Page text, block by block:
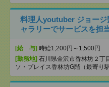
料理人youtuber ジョー
ャラリーでサービスを担
[給 与] 時給1,200円～1,500円
[勤務地] 石川県金沢市香林坊２丁
ソ・プレイス香林坊G階（最寄り